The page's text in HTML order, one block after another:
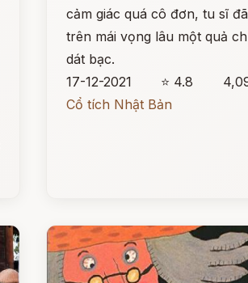
cảm giác quá cô đơn, tu sĩ
trên mái vọng lâu một quả
dát bạc.
17-12-2021
⭐ 4.8
Cổ tích Nhật Bản